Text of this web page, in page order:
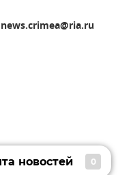
news.crimea@ria.ru
новостей 0